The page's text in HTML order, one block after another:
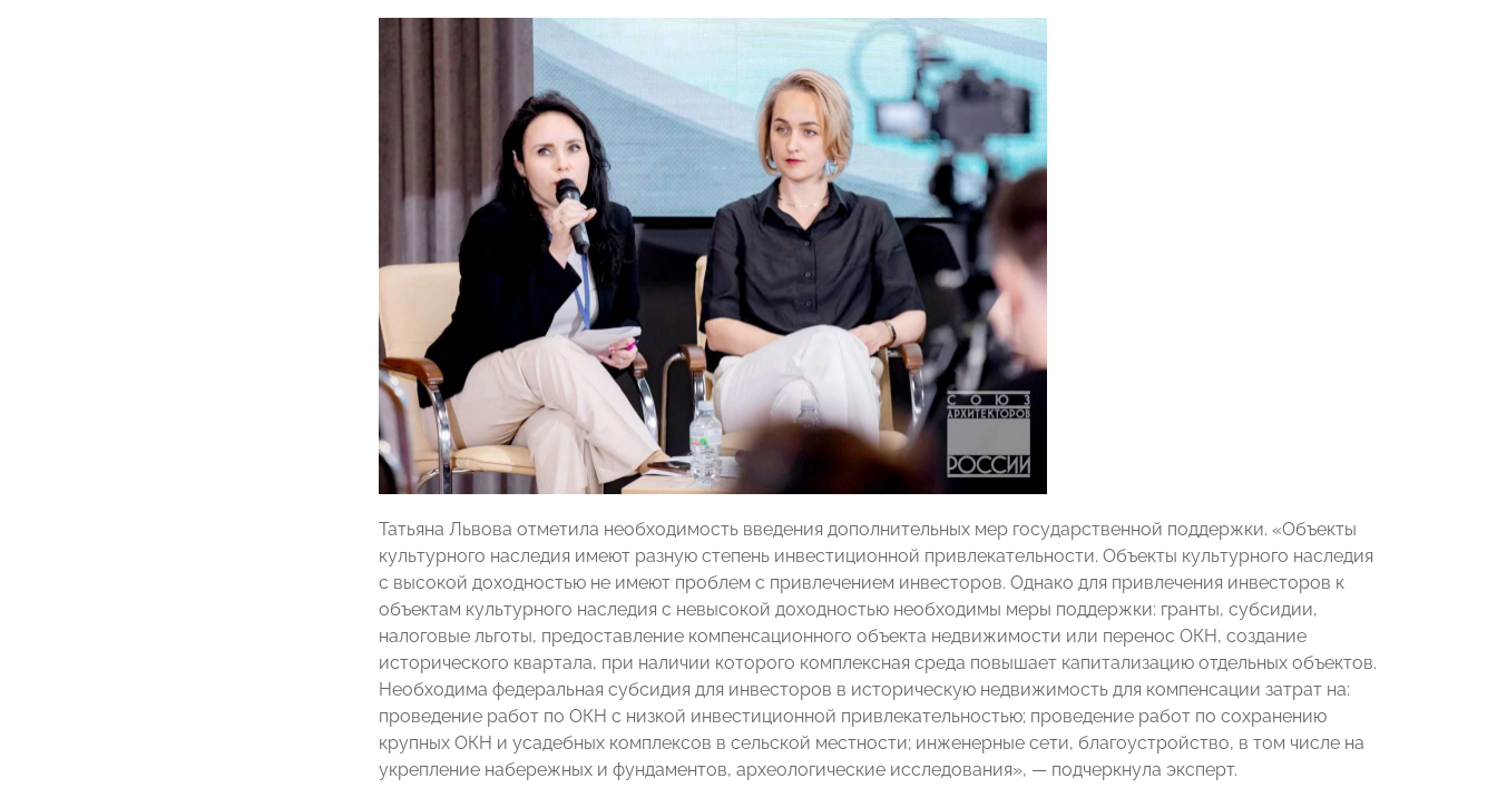
Татьяна Львова отметила необходимость введения дополнительных мер государственной поддержки. «Объекты
культурного наследия имеют разную степень инвестиционной привлекательности. Объекты культурного наследия
с высокой доходностью не имеют проблем с привлечением инвесторов. Однако для привлечения инвесторов к
объектам культурного наследия с невысокой доходностью необходимы меры поддержки: гранты, субсидии,
налоговые льготы, предоставление компенсационного объекта недвижимости или перенос ОКН, создание
исторического квартала, при наличии которого комплексная среда повышает капитализацию отдельных объектов.
Необходима федеральная субсидия для инвесторов в историческую недвижимость для компенсации затрат на:
проведение работ по ОКН с низкой инвестиционной привлекательностью; проведение работ по сохранению
крупных ОКН и усадебных комплексов в сельской местности; инженерные сети, благоустройство, в том числе на
укрепление набережных и фундаментов, археологические исследования», — подчеркнула эксперт.